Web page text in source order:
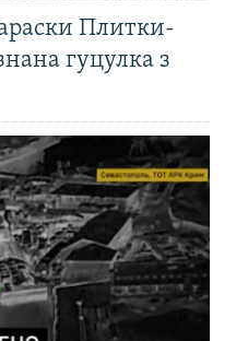
Плитки-
гуцулка з